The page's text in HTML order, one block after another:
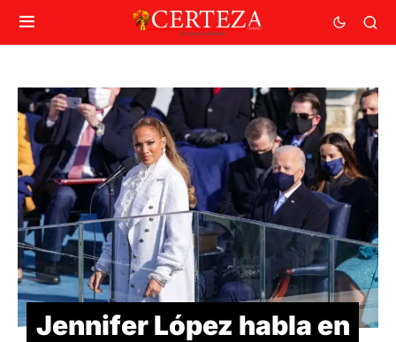
Jennifer López habla en